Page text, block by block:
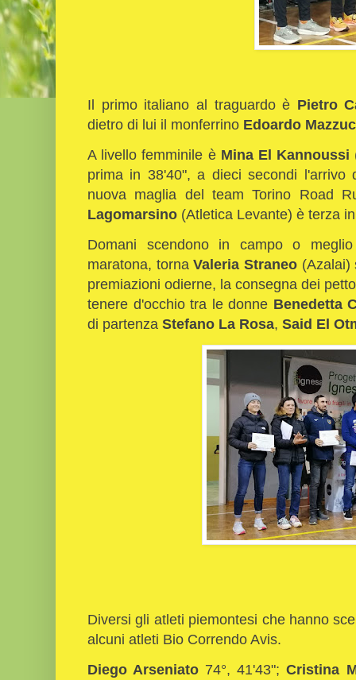
Il primo italiano al traguardo è Pietro
dietro di lui il monferrino Edoardo
A livello femminile è Mina El Kannoussi
prima in 38'40", a dieci secondi
nuova maglia del team Torino Road
Lagomarsino (Atletica Levante) è terza
Domani scendono in campo o
maratona, tornaValeria Straneo(Azalai)
premiazioni odierne, la consegna dei
tenere d'occhio tra le donne Benedetta
di partenza Stefano La Rosa, Said El
Diversi gli atleti piemontesi che hanno
alcuni atleti Bio Correndo Avis.
Diego Arseniato 74°, 41'43"; Cristina